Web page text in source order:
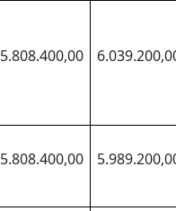
5.808.400,00
5.808.400,00